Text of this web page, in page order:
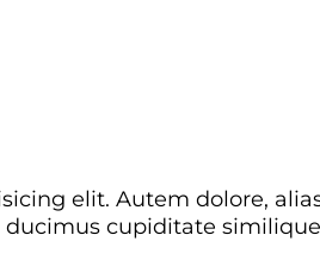
elit. Autem dolore,
cupiditate